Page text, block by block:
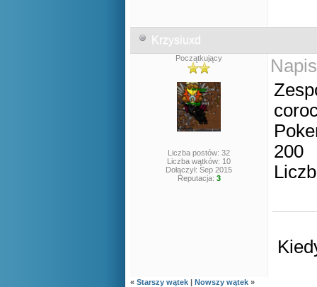
Krzysiuxd
Początkujący
Liczba postów: 32
Liczba wątków: 10
Dołączył: Sep 2015
Reputacja: 3
200
« Starszy wątek | Nowszy wątek »